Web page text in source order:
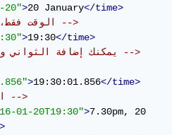
20">20 January</time>
<!-- الوقت فقط، ساعات ودقائق -->
>19:30</time>
<!-- يمكنك إضافة الثواني وأجزاء الثواني -->
>19:30:01.856</time>
<!-- الوقت والتاريخ -->
01-20T19:30">7.30pm, 20